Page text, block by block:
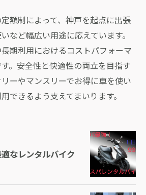
額制によって、神戸を起点に出張
など幅広い用途に応えています。
期利用におけるコストパフォーマ
。安全性と快適性の両立を目指す
ーやマンスリーでお得に車を使い
できるよう支えてまいります。
なレンタルバイク